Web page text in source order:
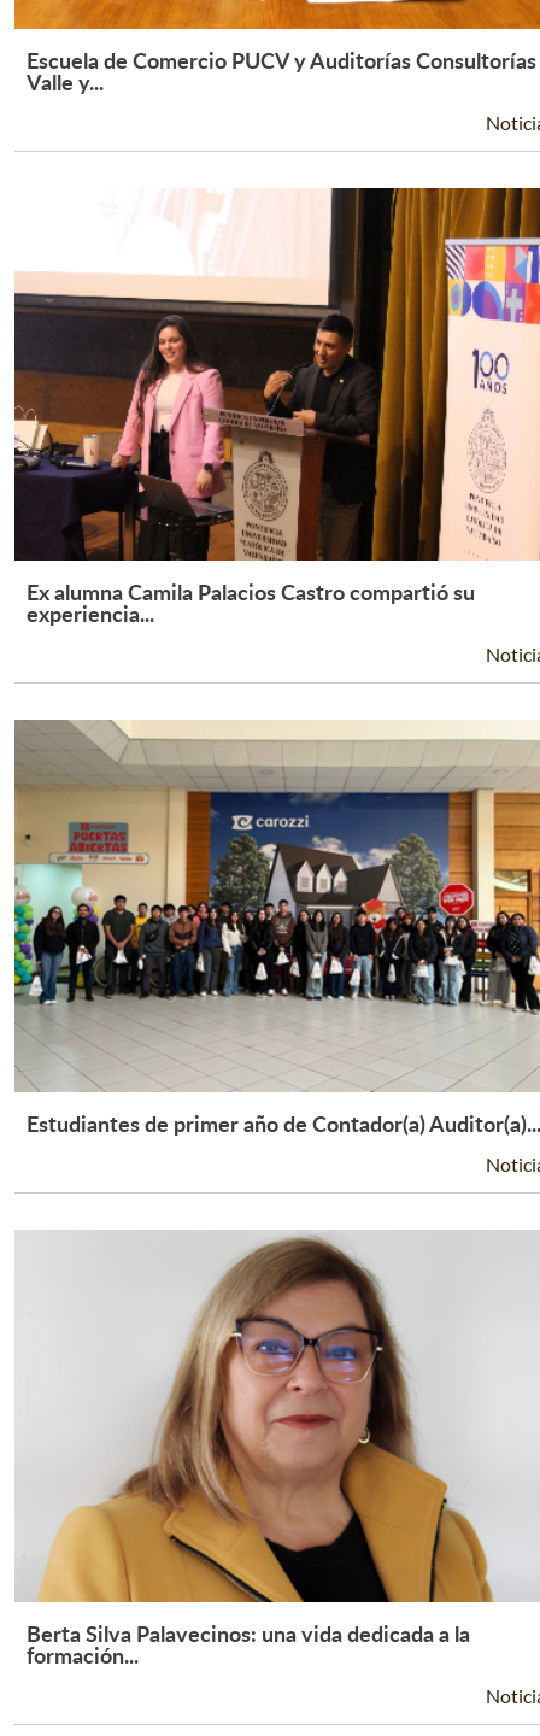
Leer Más +
Escuela de Comercio PUCV y Auditorías Consultorías
Valle y...
Leer Más +
Ex alumna Camila Palacios Castro compartió su
experiencia...
Leer Más +
Estudiantes de primer año de Contador(a) Auditor(a)...
Leer Más +
Berta Silva Palavecinos: una vida dedicada a la
formación...